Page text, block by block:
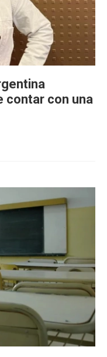
contar con una